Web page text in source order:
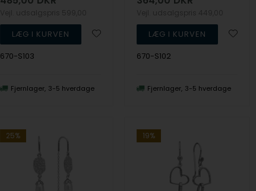
670-S103
Fjernlager 3-5 hverdage
670-S102
Fjernlager 3-5 hverdage
25% 19%